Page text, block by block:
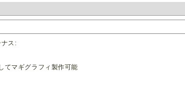
ス:
てマギグラフィ製作可能